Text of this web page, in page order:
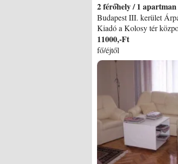
2 /1 apartman
11000,-Ft
fő/éjtől